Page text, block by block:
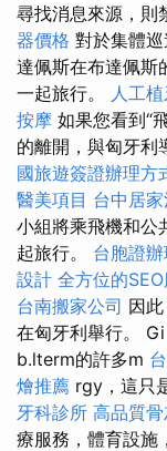
尋找消息來源，則
器價格 對於集體
達佩斯在布達佩斯
一起旅行。 人工
按摩 如果您看到“
的離開，與匈牙利
國旅遊簽證辦理方
醫美項目 台中居
小組將乘飛機和公
起旅行。 台胞證辦
設計 全方位的
台南搬家公司 因
在匈牙利舉行。
b.lterm的許多m
燴推薦 rgy，這只
牙科診所 高品質
療服務，體育設施